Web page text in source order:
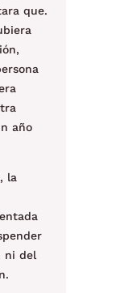
que.
año
la
ni del